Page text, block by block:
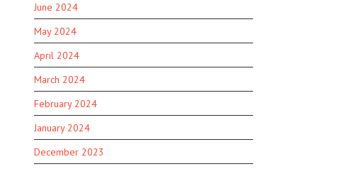
June 2024
May 2024
April 2024
March 2024
February 2024
January 2024
December 2023